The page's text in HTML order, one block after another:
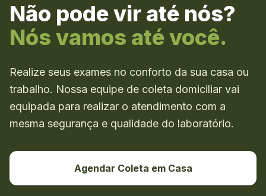
Não pode vir até nós?
Nós vamos até você.
Realize seus exames no conforto da sua casa ou
trabalho. Nossa equipe de coleta domiciliar vai
equipada para realizar o atendimento com a
mesma segurança e qualidade do laboratório.
Agendar Coleta em Casa